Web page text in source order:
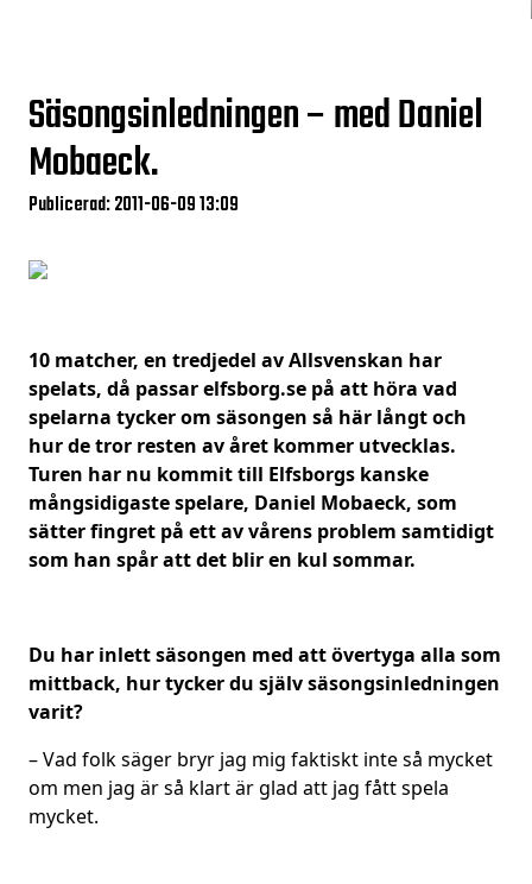
Säsongsinledningen – med Daniel
Mobaeck.
Publicerad: 2011-06-09 13:09
10 matcher, en tredjedel av Allsvenskan har
spelats, då passar elfsborg.se på att höra vad
spelarna tycker om säsongen så här långt och
hur de tror resten av året kommer utvecklas.
Turen har nu kommit till Elfsborgs kanske
mångsidigaste spelare, Daniel Mobaeck, som
sätter fingret på ett av vårens problem samtidigt
som han spår att det blir en kul sommar.
Du har inlett säsongen med att övertyga alla som
mittback, hur tycker du själv säsongsinledningen
varit?
– Vad folk säger bryr jag mig faktiskt inte så mycket
om men jag är så klart är glad att jag fått spela
mycket.